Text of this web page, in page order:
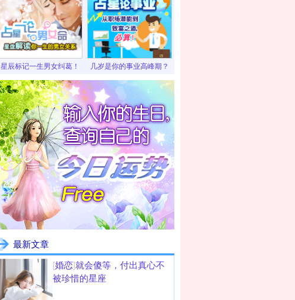
星辰标记一生男女纠葛！ 几岁是你的事业高峰期？
最新文章
[婚恋]就会傻等，付出真心不
被珍惜的星座